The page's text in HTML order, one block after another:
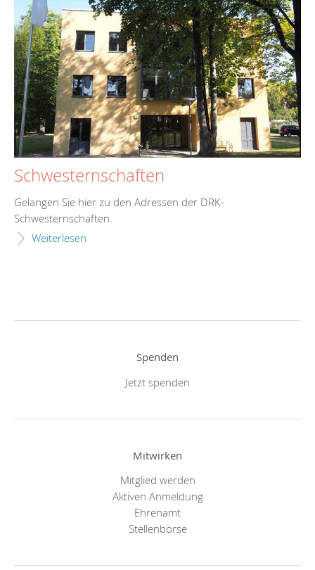
Schwesternschaften
Gelangen Sie hier zu den Adressen der DRK-
Schwesternschaften.
Weiterlesen
Spenden
Jetzt spenden
Mitwirken
Mitglied werden
Aktiven Anmeldung
Ehrenamt
Stellenbörse